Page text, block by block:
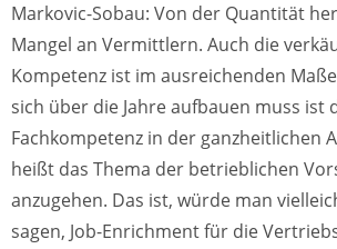
Markovic-Sobau: Von der Quantität
Mangel an Vermittlern. Auch die
Kompetenz ist im ausreichenden
sich über die Jahre aufbauen muss ist
Fachkompetenz in der ganzheitlichen
heißt das Thema der betrieblichen
anzugehen. Das ist, würde man
sagen, Job-Enrichment für die